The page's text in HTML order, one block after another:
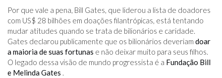
Por que vale a pena, Bill Gates, que liderou a lista de doadores
com US$ 28 bilhões em doações filantrópicas, está tentando
mudar atitudes quando se trata de bilionários e caridade.
Gates declarou publicamente que os bilionários deveriam doar
a maioria de suas fortunas e não deixar muito para seus filhos.
O legado dessa visão de mundo progressista é a Fundação Bill
e Melinda Gates .